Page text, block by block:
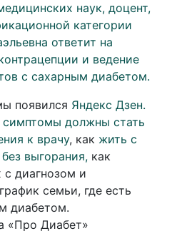
наук, доцент,
категории
ответит на
и ведение
с сахарным диабетом.
появился Яндекс Дзен.
симптомы должны стать
к врачу, как жить с
выгорания, как
с диагнозом и
семьи, где есть
диабетом.
«Про Диабет»